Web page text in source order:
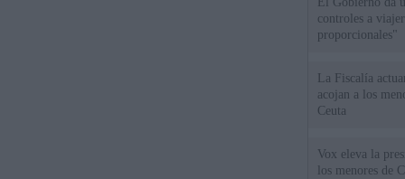
controles a
proporcionales"
La Fiscalía
acojan a los
Ceuta
Vox eleva la
los menores de